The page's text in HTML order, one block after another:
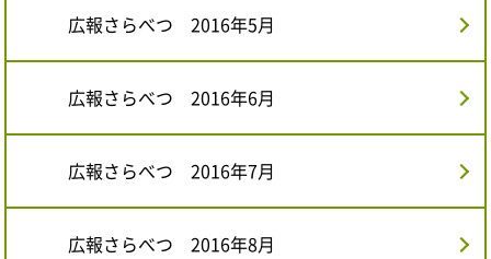
広報さらべつ 2016年5月
広報さらべつ 2016年6月
広報さらべつ 2016年7月
広報さらべつ 2016年8月